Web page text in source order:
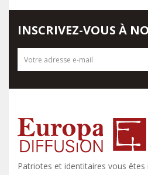
Patriotes et identitaires vous êtes